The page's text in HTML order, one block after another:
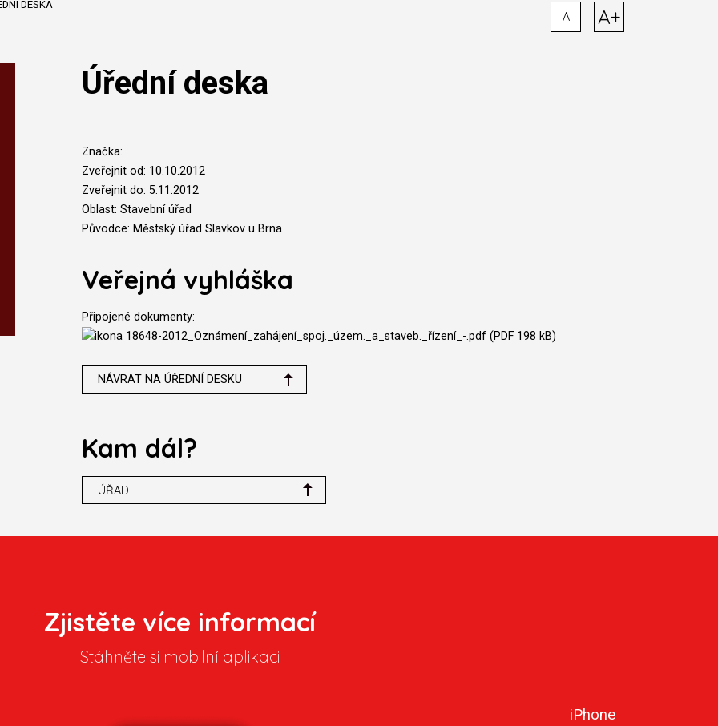
DESKA
A A+
Úřední deska
Značka:
Zveřejnit od: 10.10.2012
Zveřejnit do: 5.11.2012
Oblast: Stavební úřad
Původce: Městský úřad Slavkov u Brna
Veřejná vyhláška
Připojené dokumenty:
18648-2012_Oznámení_zahájení_spoj._územ._a_staveb._řízení_-.pdf (PDF 198 kB)
NÁVRAT NA ÚŘEDNÍ DESKU
Kam dál?
ÚŘAD
Zjistěte více informací
Stáhněte si mobilní aplikaci
iPhone